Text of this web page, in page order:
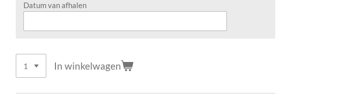
Datum van afhalen
In winkelwagen